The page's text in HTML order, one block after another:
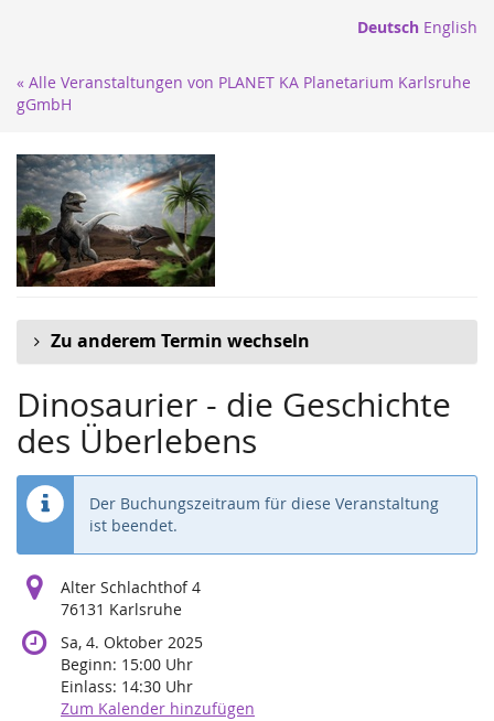
springen
Deutsch English
« Alle Veranstaltungen von PLANET KA Planetarium Karlsruhe
gGmbH
Zu anderem Termin wechseln
Dinosaurier - die Geschichte
des Überlebens
Der Buchungszeitraum für diese Veranstaltung
ist beendet.
Alter Schlachthof 4
76131 Karlsruhe
Sa, 4. Oktober 2025
Beginn: 15:00 Uhr
Einlass: 14:30 Uhr
Zum Kalender hinzufügen